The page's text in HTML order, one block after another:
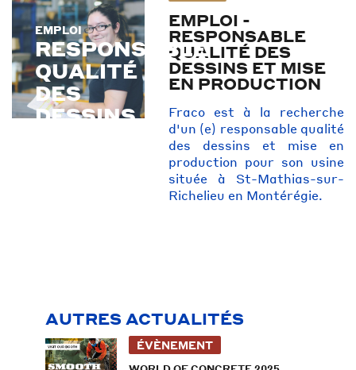
EMPLOI
RESPONSABLE
QUALITÉ
DES
DESSINS
EMPLOI EMPLOI -
RESPONSABLE
QUALITÉ DES
DESSINS ET MISE
EN PRODUCTION
Fraco est à la recherche
d'un (e) responsable qualité
des dessins et mise en
production pour son usine
située à St-Mathias-sur-
Richelieu en Montérégie.
AUTRES ACTUALITÉS
ÉVÈNEMENT